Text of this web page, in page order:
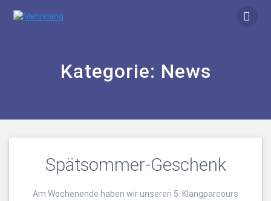
Kategorie: News
Spätsommer-Geschenk
Am Wochenende haben wir unseren 5. Klangparcours